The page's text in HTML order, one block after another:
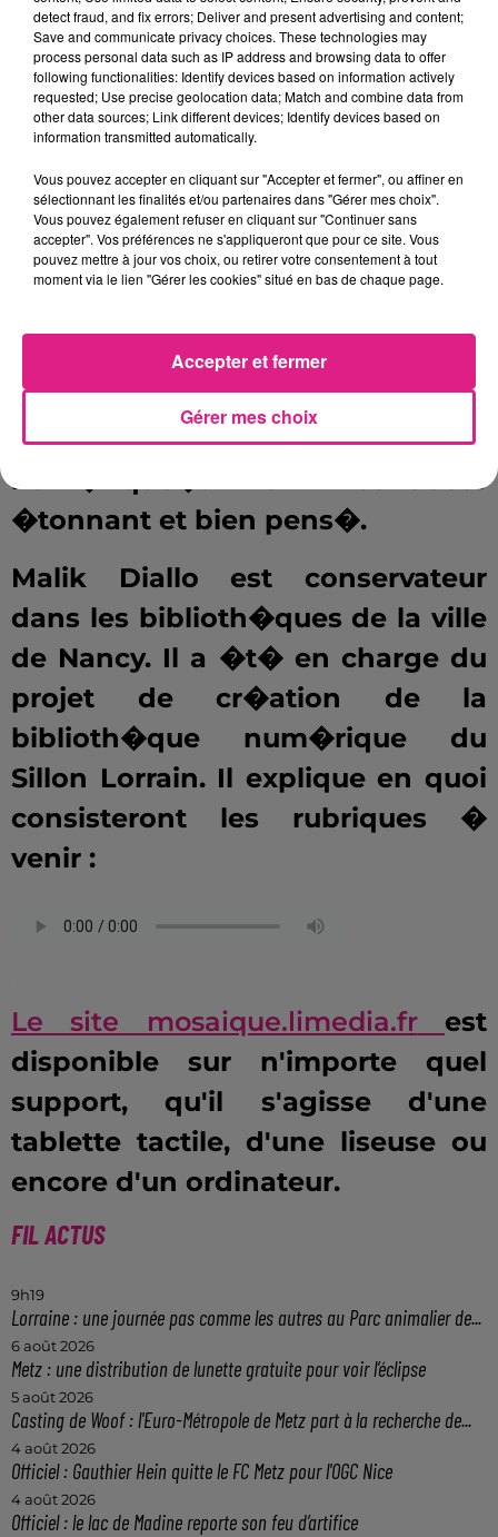
livres d'�poques et cartes
anciennes... tout y sera. D'autre
part,la rubrique ÈkiosqueÈ
importante d'archives de presse
num�ris�es et class�es par
p�riode. Limedia se transformera
remonter le temps. D�couvrir les
si�cles pass�s � travers une
toute nouvelle innovation
num�rique�: un contraste
�tonnant et bien pens�.
Malik Diallo est conservateur
dans les biblioth�ques de la ville
de Nancy. Il a �t� en charge du
projet de cr�ation de la
biblioth�que num�rique du
Sillon Lorrain. Il explique en quoi
consisteront les rubriques �
venir :
Le site mosaique.limedia.fr
est
disponible sur n'importe quel
support, qu'il s'agisse d'une
tablette tactile, d'une liseuse ou
encore d'un ordinateur.
FIL ACTUS
9h19
Lorraine : une journée pas comme les autres au Parc animalier de...
6 août 2026
Metz : une distribution de lunette gratuite pour voir l’éclipse
5 août 2026
Casting de Woof : l'Euro-Métropole de Metz part à la recherche de...
4 août 2026
Officiel : Gauthier Hein quitte le FC Metz pour l'OGC Nice
4 août 2026
Officiel : le lac de Madine reporte son feu d’artifice
detect fraud, and fix errors; Deliver and present advertising and content;
Save and communicate privacy choices. These technologies may
process personal data such as IP address and browsing data to offer
following functionalities: Identify devices based on information actively
requested; Use precise geolocation data; Match and combine data from
other data sources; Link different devices; Identify devices based on
information transmitted automatically.
Vous pouvez accepter en cliquant sur "Accepter et fermer", ou affiner en
sélectionnant les finalités et/ou partenaires dans "Gérer mes choix".
Vous pouvez également refuser en cliquant sur "Continuer sans
accepter". Vos préférences ne s'appliqueront que pour ce site. Vous
pouvez mettre à jour vos choix, ou retirer votre consentement à tout
moment via le lien "Gérer les cookies" situé en bas de chaque page.
Gérer mes choix
Accepter et fermer